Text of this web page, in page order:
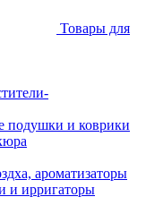
Товары для
подушки и коврики
ароматизаторы
и ирригаторы